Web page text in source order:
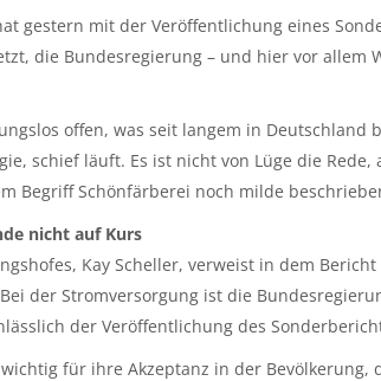
gestern mit der Veröffentlichung eines
die Bundesregierung – und hier vor allem
offen, was seit langem in
schief läuft. Es ist nicht von Lüge die
Begriff Schönfärberei noch milde
nicht auf Kurs
Kay Scheller, verweist in dem
der Stromversorgung ist die
der Veröffentlichung des
für ihre Akzeptanz in der